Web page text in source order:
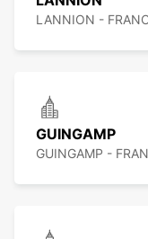
LANNION -
GUINGAMP
GUINGAMP -